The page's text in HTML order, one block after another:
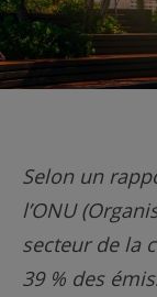
Selon un
l’ONU
secteur de la
39 % des